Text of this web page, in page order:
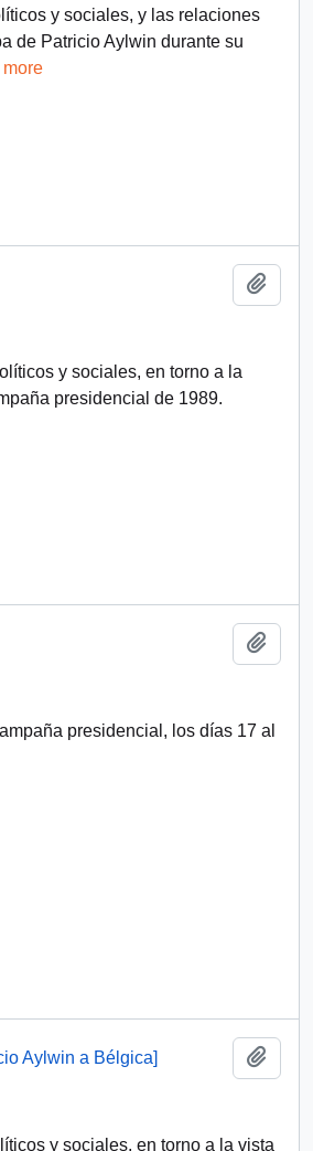
y sociales, y las relaciones
de Patricio Aylwin durante su
y sociales, en torno a la
presidencial de 1989.
presidencial, los días 17 al
Aylwin a Bélgica]
y sociales, en torno a la vista